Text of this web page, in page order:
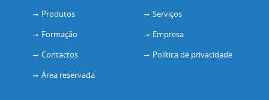
Produtos
Serviços
Formação
Empresa
Contactos
Política de privacidade
Área reservada